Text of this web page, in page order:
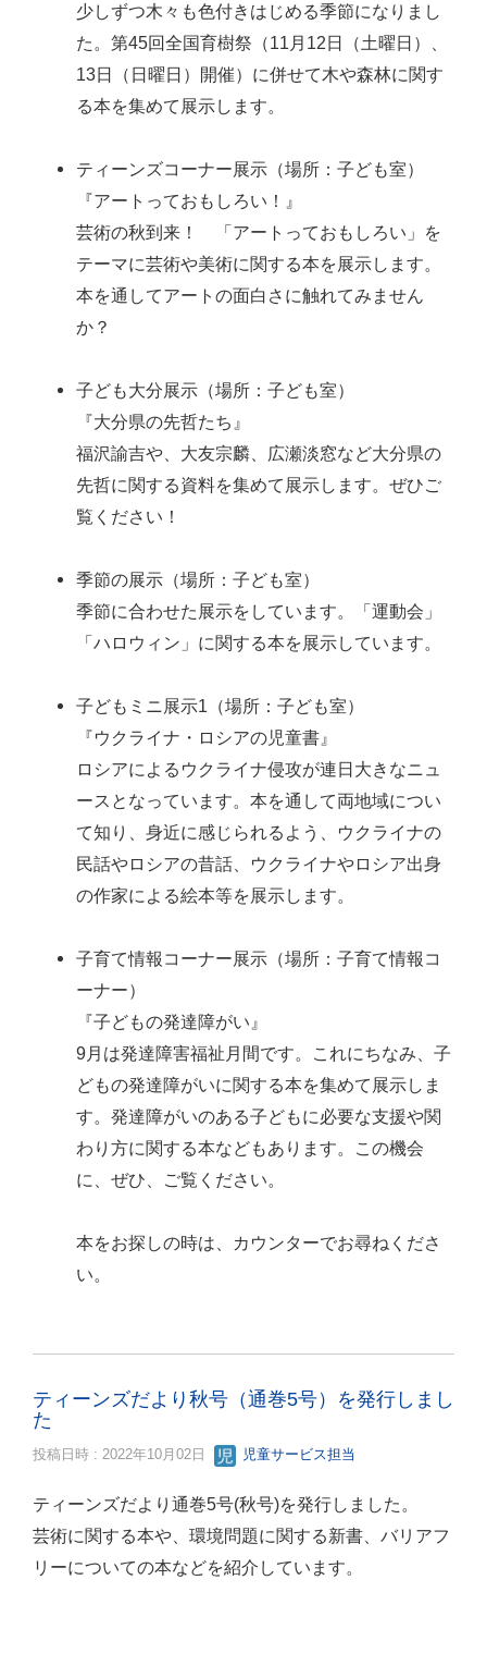
少しずつ木々も色付きはじめる季節になりまし
た。第45回全国育樹祭（11月12日（土曜日）、
13日（日曜日）開催）に併せて木や森林に関す
る本を集めて展示します。
ティーンズコーナー展示（場所：子ども室）
『アートっておもしろい！』
芸術の秋到来！ 「アートっておもしろい」を
テーマに芸術や美術に関する本を展示します。
本を通してアートの面白さに触れてみません
か？
子ども大分展示（場所：子ども室）
『大分県の先哲たち』
福沢諭吉や、大友宗麟、広瀬淡窓など大分県の
先哲に関する資料を集めて展示します。ぜひご
覧ください！
季節の展示（場所：子ども室）
季節に合わせた展示をしています。「運動会」
「ハロウィン」に関する本を展示しています。
子どもミニ展示1（場所：子ども室）
『ウクライナ・ロシアの児童書』
ロシアによるウクライナ侵攻が連日大きなニュ
ースとなっています。本を通して両地域につい
て知り、身近に感じられるよう、ウクライナの
民話やロシアの昔話、ウクライナやロシア出身
の作家による絵本等を展示します。
子育て情報コーナー展示（場所：子育て情報コ
ーナー）
『子どもの発達障がい』
9月は発達障害福祉月間です。これにちなみ、子
どもの発達障がいに関する本を集めて展示しま
す。発達障がいのある子どもに必要な支援や関
わり方に関する本などもあります。この機会
に、ぜひ、ご覧ください。
本をお探しの時は、カウンターでお尋ねくださ
い。
ティーンズだより秋号（通巻5号）を発行しまし
た
投稿日時 : 2022年10月02日 児童サービス担当
ティーンズだより通巻5号(秋号)を発行しました。
芸術に関する本や、環境問題に関する新書、バリアフ
リーについての本などを紹介しています。